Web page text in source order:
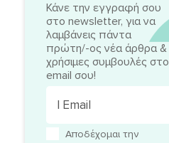
Κάνε την εγγραφή σου
στο newsletter, για να
λαμβάνεις πάντα
πρώτη/-ος νέα άρθρα &
χρήσιμες συμβουλές στο
email σου!
Αποδέχομαι την